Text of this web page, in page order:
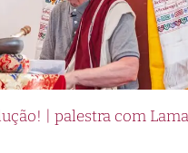
| palestra com